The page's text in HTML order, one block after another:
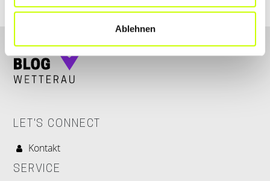
Ablehnen
LET'S CONNECT
Kontakt
SERVICE